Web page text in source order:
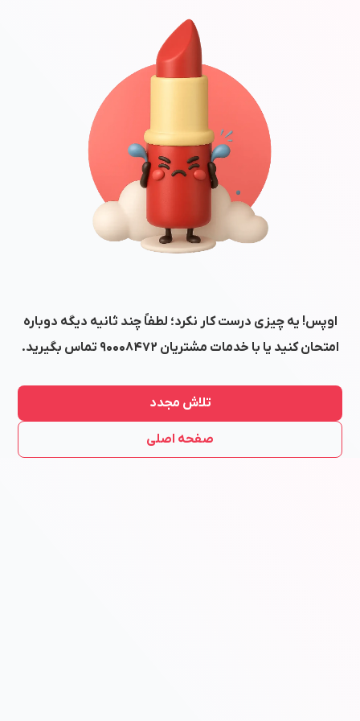
اوپس! یه چیزی درست کار نکرد؛ لطفاً چند ثانیه دیگه دوباره
امتحان کنید یا با خدمات مشتریان ۹۰۰۰۸۴۷۲ تماس بگیرید.
تلاش مجدد
صفحه اصلی